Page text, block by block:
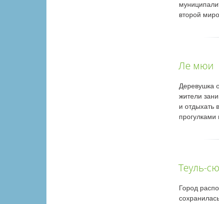
второй
Ле мюи
Деревушка
жители
и отдыхать
Теуль-
Город